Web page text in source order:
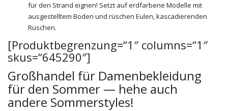
für den Strand eignen! Setzt auf erdfarbene Modelle mit
ausgestelltem Boden und rüschen Eulen, kascadierenden
Rüschen.
[Produktbegrenzung=“1″ columns=“1″
skus=“645290″]
Großhandel für Damenbekleidung
für den Sommer — hehe auch
andere Sommerstyles!